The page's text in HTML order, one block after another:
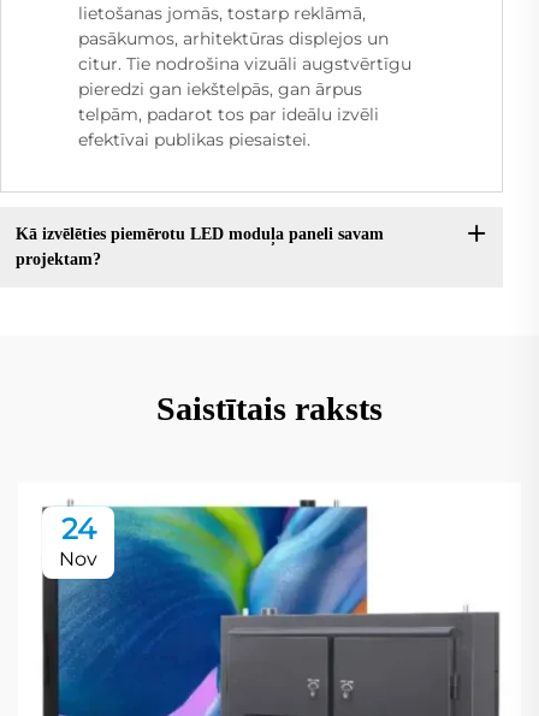
lietošanas jomās, tostarp reklāmā,
pasākumos, arhitektūras displejos un
citur. Tie nodrošina vizuāli augstvērtīgu
pieredzi gan iekštelpās, gan ārpus
telpām, padarot tos par ideālu izvēli
efektīvai publikas piesaistei.
Kā izvēlēties piemērotu LED moduļa paneli savam
projektam?
Saistītais raksts
24
Nov